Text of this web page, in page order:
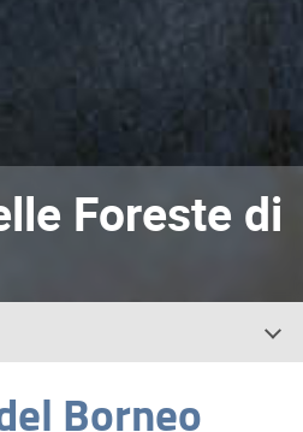
Foreste di
Borneo